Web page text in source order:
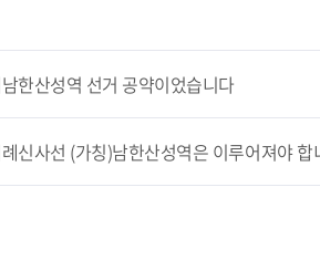
한산성역 선거 공약이었습니다
신사선 (가칭)남한산성역은 이루어져야 합